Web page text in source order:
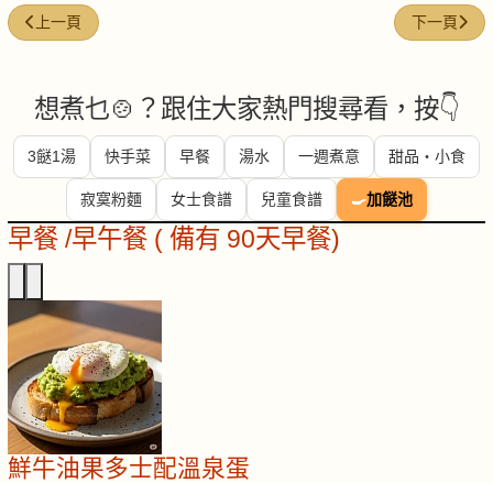
上一篇文章: 辣椒油 (Chili oil)
上一頁 下一篇文
下一頁
想煮乜🍲？跟住大家熱門搜尋看，按👇
3餸1湯 快手菜 早餐 湯水 一週煮意 甜品・小食
寂寞粉麵 女士食譜 兒童食譜 🍳加餸池
早餐 /早午餐 ( 備有 90天早餐)
鮮牛油果多士配溫泉蛋